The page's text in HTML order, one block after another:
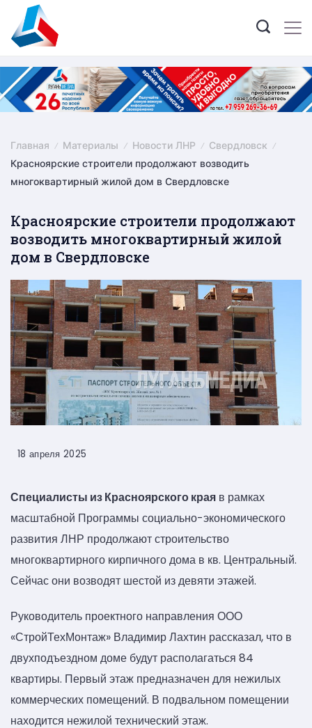
content
Главная Материалы Новости ЛНР
Свердловск
Красноярские строители продолжают возводить
многоквартирный жилой дом в Свердловске
Красноярские строители продолжают
возводить многоквартирный жилой
дом в Свердловске
18 апреля 2025
Специалисты из Красноярского края в рамках
масштабной Программы социально-экономического
развития ЛНР продолжают строительство
многоквартирного кирпичного дома в кв. Центральный.
Сейчас они возводят шестой из девяти этажей.
Руководитель проектного направления ООО
«СтройТехМонтаж» Владимир Лахтин рассказал, что в
двухподъездном доме будут располагаться 84
квартиры. Первый этаж предназначен для нежилых
коммерческих помещений. В подвальном помещении
находится нежилой технический этаж.